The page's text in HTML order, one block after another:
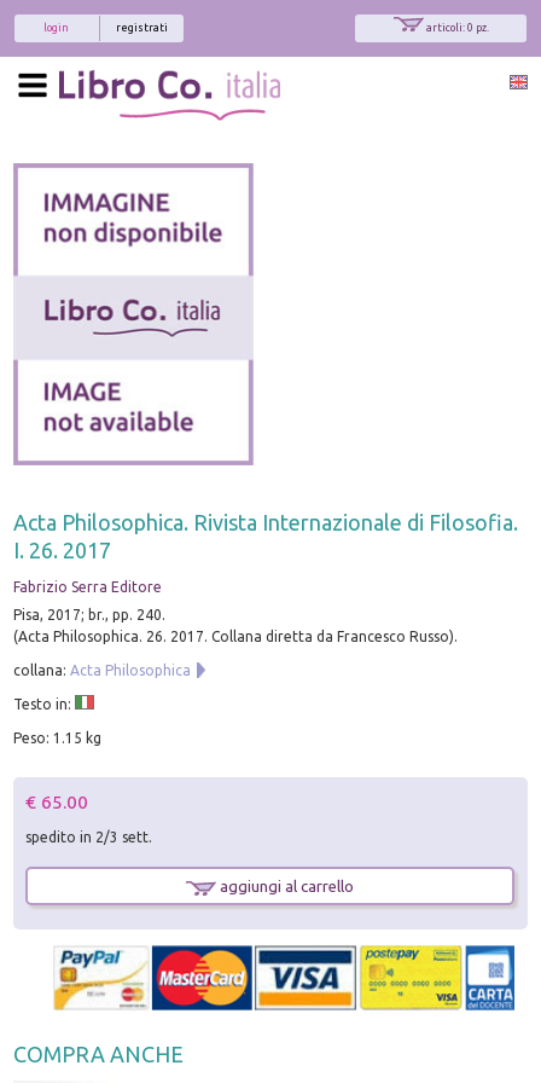
articoli: 0 pz.
registrati
login
Acta Philosophica. Rivista Internazionale di Filosofia.
I. 26. 2017
Fabrizio Serra Editore
Pisa, 2017; br., pp. 240.
(Acta Philosophica. 26. 2017. Collana diretta da Francesco Russo).
collana:Acta Philosophica
Testo in:
Peso: 1.15 kg
€ 65.00
spedito in 2/3 sett.
aggiungi al carrello
COMPRA ANCHE